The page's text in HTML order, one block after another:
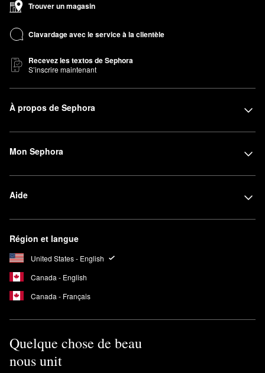
Trouver un magasin
Clavardage avec le service à la clientèle
Recevez les textos de Sephora
S’inscrire maintenant
À propos de Sephora
Mon Sephora
Aide
Région et langue
United States - English
Canada - English
Canada - Français
Quelque chose de beau
nous unit